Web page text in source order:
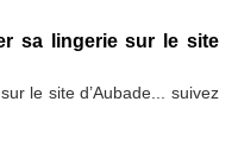
sa lingerie sur le site
le site d’Aubade... suivez